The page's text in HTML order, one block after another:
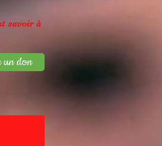
savoir à
un don